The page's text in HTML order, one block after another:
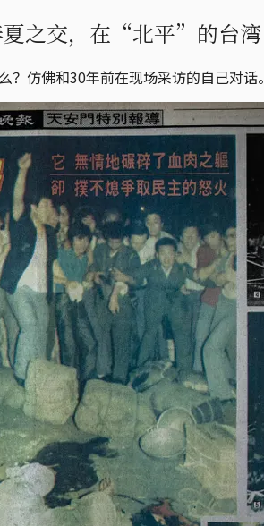
之交，在“北平”的台湾
仿佛和30年前在现场采访的自己对话。